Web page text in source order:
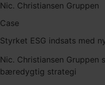
Nic. Christiansen Gruppen
Case
Styrket ESG indsats med
Nic. Christiansen Gruppen
bæredygtig strategi